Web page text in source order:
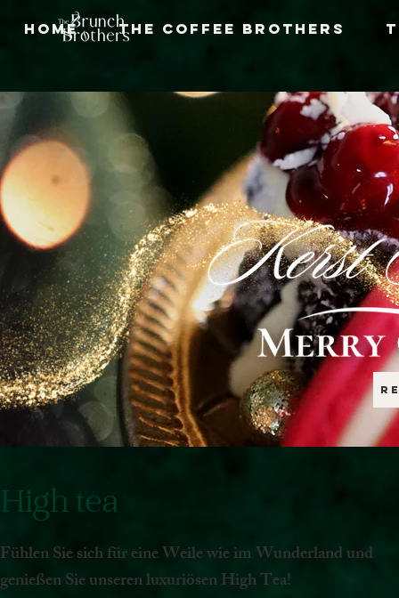
Home The Coffee Brothers
High tea
Fühlen Sie sich für eine Weile wie im Wunderland und
genießen Sie unseren luxuriösen High Tea!